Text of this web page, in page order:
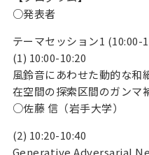
○発表者
テーマセッション1 (10:00-
(1) 10:00-10:20
風鈴音にあわせた動的な和
在空間の探索区間のガンマ
○佐藤 信（岩手大学）
(2) 10:20-10:40
Generative Adversarial